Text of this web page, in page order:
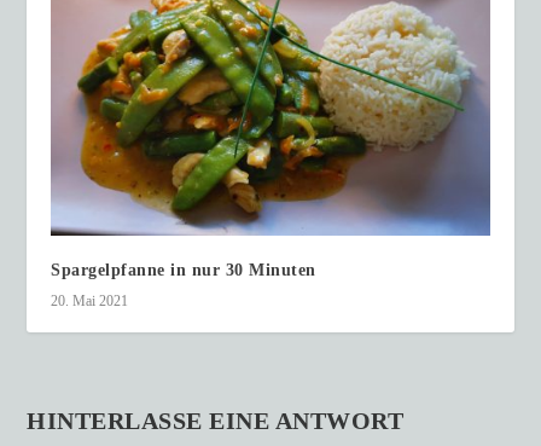
Spargelpfanne in nur 30 Minuten
20. Mai 2021
HINTERLASSE EINE ANTWORT